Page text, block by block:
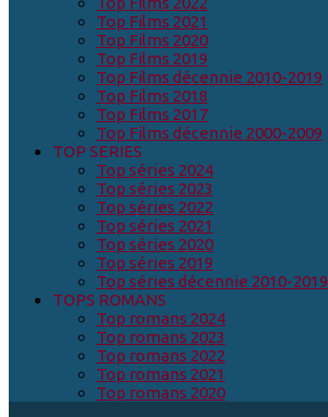
Top Films 2021
Top Films 2020
Top Films 2019
Top Films décennie 2010-2019
Top Films 2018
Top Films 2017
Top Films décennie 2000-2009
TOP SERIES
Top séries 2024
Top séries 2023
Top séries 2022
Top séries 2021
Top séries 2020
Top séries 2019
Top séries décennie 2010-2019
TOPS ROMANS
Top romans 2024
Top romans 2023
Top romans 2022
Top romans 2021
Top romans 2020